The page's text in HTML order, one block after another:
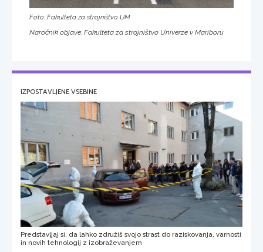
Foto: Fakulteta za strojništvo UM
Naročnik objave: Fakulteta za strojništvo Univerze v Mariboru
IZPOSTAVLJENE VSEBINE
Predstavljaj si, da lahko združiš svojo strast do raziskovanja, varnosti
in novih tehnologij z izobraževanjem